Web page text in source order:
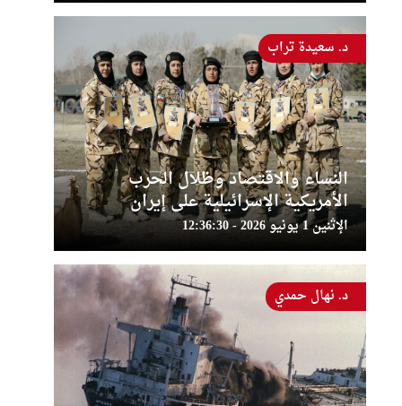
النساء والاقتصاد وظلال الحرب
الأمريكية الإسرائيلية على إيران
الإثنين 1 يونيو 2026 - 12:36:30
د. سعيدة تراب
د. نهال حمدي